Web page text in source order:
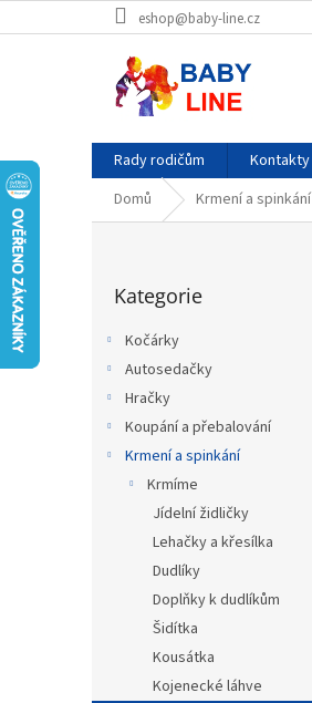
na
eshop@baby-line.cz
Rady rodičům Kontakty
Domů
Krmení a spinkání
kategorie
Kategorie
Kočárky
Autosedačky
Hračky
Koupání a přebalování
Krmení a spinkání
Krmíme
Jídelní židličky
Lehačky a křesílka
Dudlíky
Doplňky k dudlíkům
Šidítka
Kousátka
Kojenecké láhve